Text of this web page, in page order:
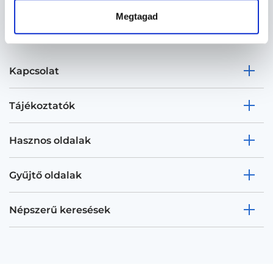
Megtagad
Kapcsolat
Tájékoztatók
Hasznos oldalak
Gyűjtő oldalak
Népszerű keresések